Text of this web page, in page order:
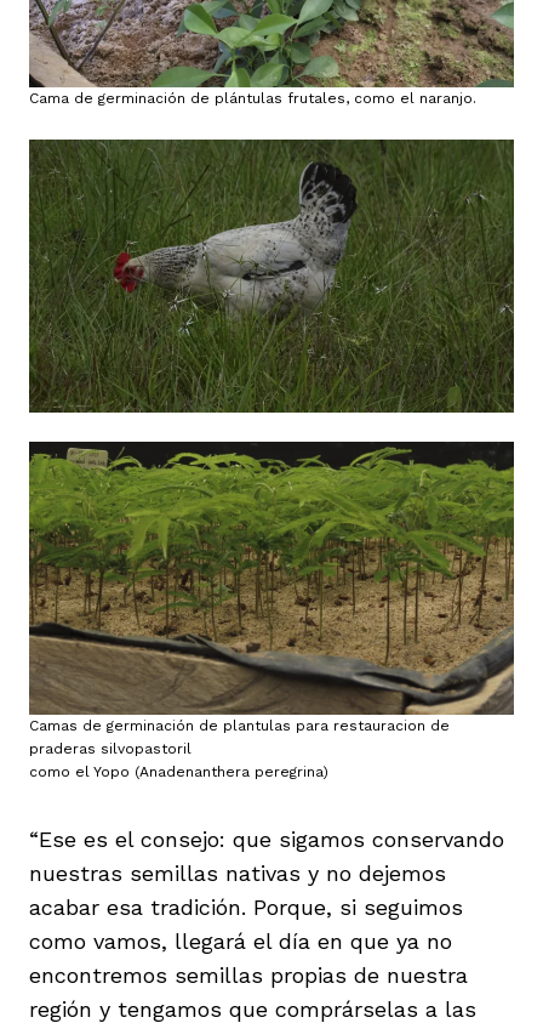
Cama de germinación de plántulas frutales, como el naranjo.
Camas de germinación de plantulas para restauracion de
praderas silvopastoril
como el Yopo (Anadenanthera peregrina)
“Ese es el consejo: que sigamos conservando
nuestras semillas nativas y no dejemos
acabar esa tradición. Porque, si seguimos
como vamos, llegará el día en que ya no
encontremos semillas propias de nuestra
región y tengamos que comprárselas a las